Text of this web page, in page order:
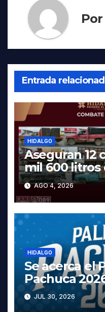
Por
Entrada
HIDALGO
Aseguran 12
mil 600
y dos
Tula
AGO 4, 2026
HIDALGO
Se acerca el
Pachuca
cartelera
y los precios
JUL 30, 2026